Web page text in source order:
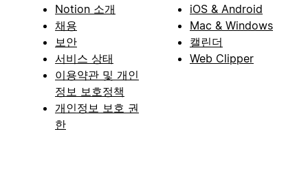
Notion 소개
채용
보안
서비스 상태
이용약관 및 개인
정보 보호정책
개인정보 보호 권
한
iOS & Android
Mac & Windows
캘린더
Web Clipper